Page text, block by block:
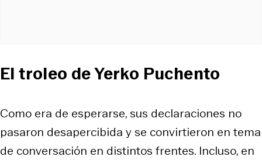
El troleo de Yerko Puchento
Como era de esperarse, sus declaraciones no
pasaron desapercibida y se convirtieron en tema
de conversación en distintos frentes. Incluso, en